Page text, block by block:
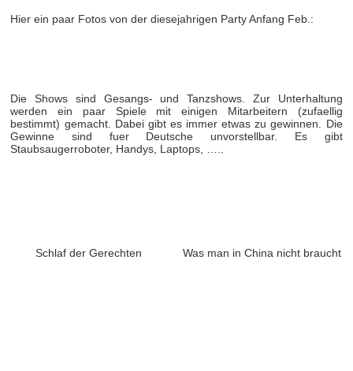
Hier ein paar Fotos von der diesejahrigen Party Anfang Feb.:
Die Shows sind Gesangs- und Tanzshows. Zur Unterhaltung
werden ein paar Spiele mit einigen Mitarbeitern (zufaellig
bestimmt) gemacht. Dabei gibt es immer etwas zu gewinnen. Die
Gewinne sind fuer Deutsche unvorstellbar. Es gibt
Staubsaugerroboter, Handys, Laptops, …..
Schlaf der Gerechten Was man in China nicht braucht